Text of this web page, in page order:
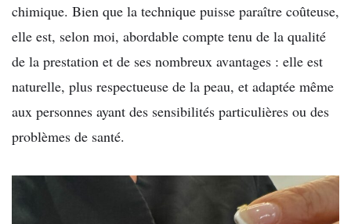
chimique. Bien que la technique puisse paraître coûteuse,
elle est, selon moi, abordable compte tenu de la qualité
de la prestation et de ses nombreux avantages : elle est
naturelle, plus respectueuse de la peau, et adaptée même
aux personnes ayant des sensibilités particulières ou des
problèmes de santé.